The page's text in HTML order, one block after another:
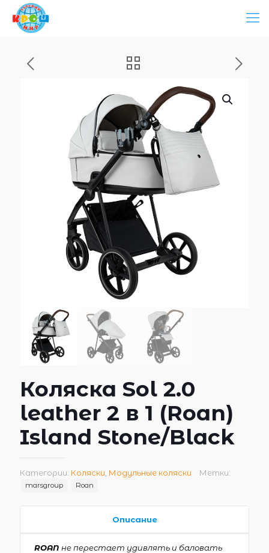
Коляска Sol 2.0
leather 2 в 1 (Roan)
Island Stone/Black
Категории: Коляски Модульные коляски Метки:
marsgroup Roan
Описание
ROAN не перестает удивлять и баловать